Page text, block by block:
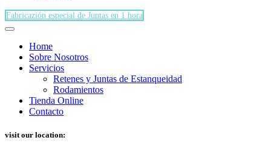
Fabricazión especial de Juntas en 1 hora
Home
Sobre Nosotros
Servicios
Retenes y Juntas de Estanqueidad
Rodamientos
Tienda Online
Contacto
visit our location: